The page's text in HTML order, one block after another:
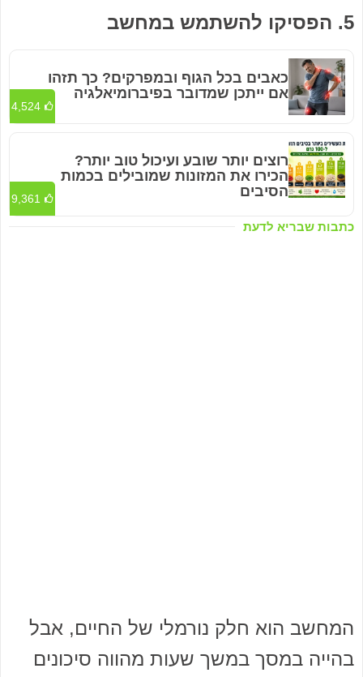
5. הפסיקו להשתמש במחשב
כתבות שבריא לדעת
כאבים בכל הגוף ובמפרקים? כך תזהו
אם ייתכן שמדובר בפיברומיאלגיה
4,524
רוצים יותר שובע ועיכול טוב יותר?
הכירו את המזונות שמובילים בכמות
הסיבים
9,361
המחשב הוא חלק נורמלי של החיים, אבל
בהייה במסך במשך שעות מהווה סיכונים